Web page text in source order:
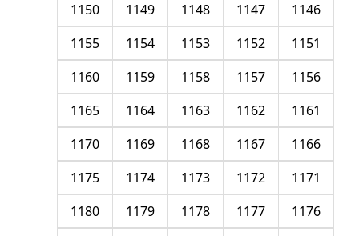
1146
1147
1148
1149
1150
1151
1152
1153
1154
1155
1156
1157
1158
1159
1160
1161
1162
1163
1164
1165
1166
1167
1168
1169
1170
1171
1172
1173
1174
1175
1176
1177
1178
1179
1180